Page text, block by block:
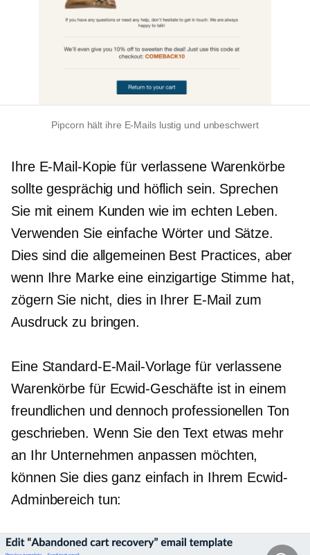
Pipcorn hält ihre E-Mails lustig und unbeschwert
Ihre E-Mail-Kopie für verlassene Warenkörbe
sollte gesprächig und höflich sein. Sprechen
Sie mit einem Kunden wie im echten Leben.
Verwenden Sie einfache Wörter und Sätze.
Dies sind die allgemeinen Best Practices, aber
wenn Ihre Marke eine einzigartige Stimme hat,
zögern Sie nicht, dies in Ihrer E-Mail zum
Ausdruck zu bringen.
Eine Standard-E-Mail-Vorlage für verlassene
Warenkörbe für Ecwid-Geschäfte ist in einem
freundlichen und dennoch professionellen Ton
geschrieben. Wenn Sie den Text etwas mehr
an Ihr Unternehmen anpassen möchten,
können Sie dies ganz einfach in Ihrem Ecwid-
Adminbereich tun: